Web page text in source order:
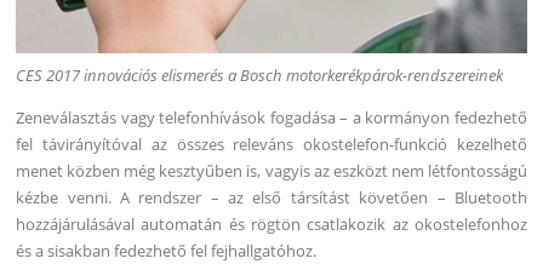
CES 2017 innovációs elismerés a Bosch motorkerékpárok-rendszereinek
Zeneválasztás vagy telefonhívások fogadása – a kormányon fedezhető
fel távirányítóval az összes releváns okostelefon-funkció kezelhető
menet közben még kesztyűben is, vagyis az eszközt nem létfontosságú
kézbe venni. A rendszer – az első társítást követően – Bluetooth
hozzájárulásával automatán és rögtön csatlakozik az okostelefonhoz
és a sisakban fedezhető fel fejhallgatóhoz.